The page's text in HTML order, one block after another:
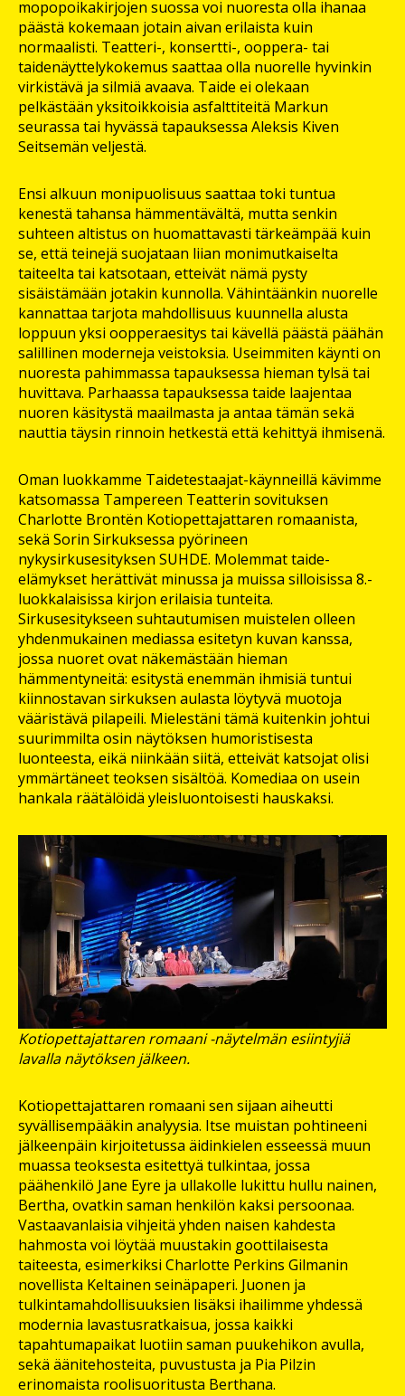
mopopoikakirjojen suossa voi nuoresta olla ihanaa
päästä kokemaan jotain aivan erilaista kuin
normaalisti. Teatteri-, konsertti-, ooppera- tai
taidenäyttelykokemus saattaa olla nuorelle hyvinkin
virkistävä ja silmiä avaava. Taide ei olekaan
pelkästään yksitoikkoisia asfalttiteitä Markun
seurassa tai hyvässä tapauksessa Aleksis Kiven
Seitsemän veljestä.
Ensi alkuun monipuolisuus saattaa toki tuntua
kenestä tahansa hämmentävältä, mutta senkin
suhteen altistus on huomattavasti tärkeämpää kuin
se, että teinejä suojataan liian monimutkaiselta
taiteelta tai katsotaan, etteivät nämä pysty
sisäistämään jotakin kunnolla. Vähintäänkin nuorelle
kannattaa tarjota mahdollisuus kuunnella alusta
loppuun yksi oopperaesitys tai kävellä päästä päähän
salillinen moderneja veistoksia. Useimmiten käynti on
nuoresta pahimmassa tapauksessa hieman tylsä tai
huvittava. Parhaassa tapauksessa taide laajentaa
nuoren käsitystä maailmasta ja antaa tämän sekä
nauttia täysin rinnoin hetkestä että kehittyä ihmisenä.
Oman luokkamme Taidetestaajat-käynneillä kävimme
katsomassa Tampereen Teatterin sovituksen
Charlotte Brontën Kotiopettajattaren romaanista,
sekä Sorin Sirkuksessa pyörineen
nykysirkusesityksen SUHDE. Molemmat taide-
elämykset herättivät minussa ja muissa silloisissa 8.-
luokkalaisissa kirjon erilaisia tunteita.
Sirkusesitykseen suhtautumisen muistelen olleen
yhdenmukainen mediassa esitetyn kuvan kanssa,
jossa nuoret ovat näkemästään hieman
hämmentyneitä: esitystä enemmän ihmisiä tuntui
kiinnostavan sirkuksen aulasta löytyvä muotoja
vääristävä pilapeili. Mielestäni tämä kuitenkin johtui
suurimmilta osin näytöksen humoristisesta
luonteesta, eikä niinkään siitä, etteivät katsojat olisi
ymmärtäneet teoksen sisältöä. Komediaa on usein
hankala räätälöidä yleisluontoisesti hauskaksi.
Kotiopettajattaren romaani -näytelmän esiintyjiä
lavalla näytöksen jälkeen.
Kotiopettajattaren romaani sen sijaan aiheutti
syvällisempääkin analyysia. Itse muistan pohtineeni
jälkeenpäin kirjoitetussa äidinkielen esseessä muun
muassa teoksesta esitettyä tulkintaa, jossa
päähenkilö Jane Eyre ja ullakolle lukittu hullu nainen,
Bertha, ovatkin saman henkilön kaksi persoonaa.
Vastaavanlaisia vihjeitä yhden naisen kahdesta
hahmosta voi löytää muustakin goottilaisesta
taiteesta, esimerkiksi Charlotte Perkins Gilmanin
novellista Keltainen seinäpaperi. Juonen ja
tulkintamahdollisuuksien lisäksi ihailimme yhdessä
modernia lavastusratkaisua, jossa kaikki
tapahtumapaikat luotiin saman puukehikon avulla,
sekä äänitehosteita, puvustusta ja Pia Pilzin
erinomaista roolisuoritusta Berthana.